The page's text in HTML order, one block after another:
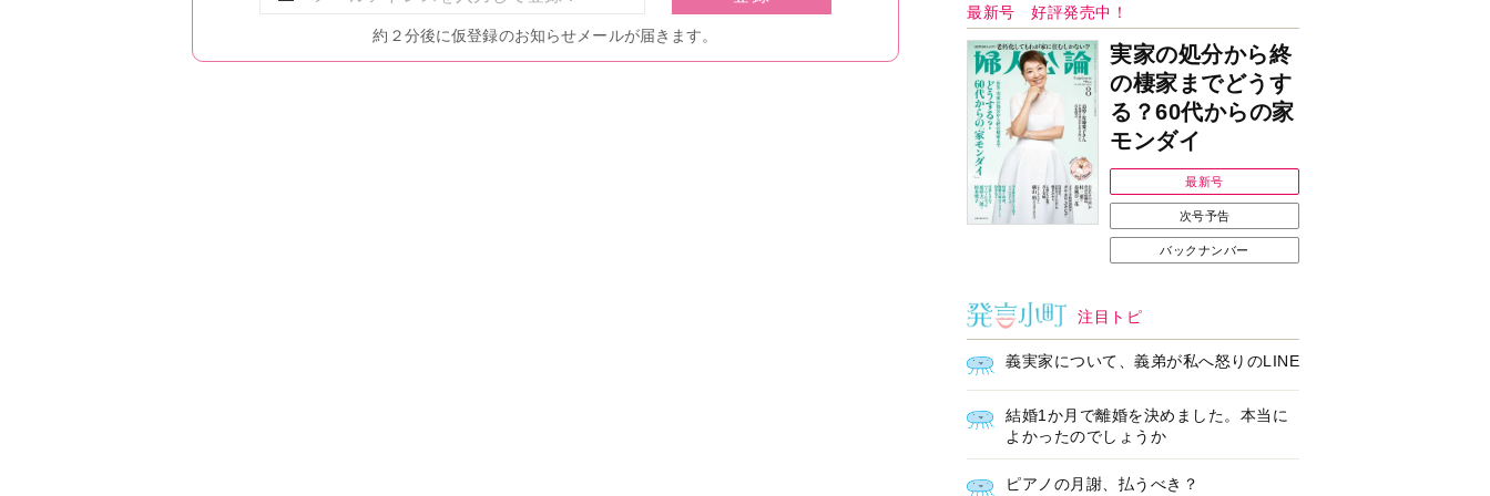
ＡＩで始める遺言を書
く前の準備セミナー開
催
耳にすっぽり！オーテ
ィコン補聴器、新しい
スタイルで All in Ear
の「オーティコン ジー
ル」を発売
トするオープンイヤー
型イヤホン「kikippa イ
ヤホン HERALBONY
モデル」発売
ージについてのお詫び
と訂正